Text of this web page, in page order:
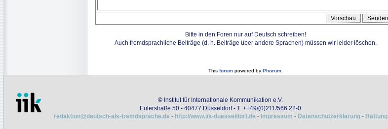
Bitte in den Foren nur auf Deutsch schreiben!
Auch fremdsprachliche Beiträge (d. h. Beiträge über andere Sprachen) müssen wir leider löschen.
This forumpowered by Phorum.
© Institut für Internationale Kommunikation e.V.
Eulerstraße 50 - 40477 Düsseldorf - T. ++49/(0)211/566 22-0
redaktion@deutsch-als-fremdsprache.de - http://www.iik-duesseldorf.de - Impressum - Datenschutzerklärung- Haftung